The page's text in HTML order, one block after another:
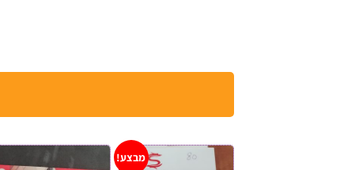
מבצע!